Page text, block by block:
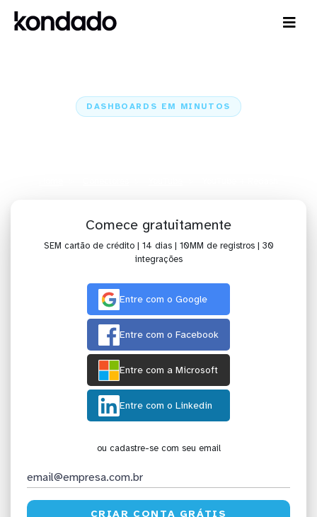
DASHBOARDS EM MINUTOS
Comece gratuitamente
SEM cartão de crédito | 14 dias | 10MM de registros | 30
integrações
Entre com o Google
Entre com o Facebook
Entre com a Microsoft
Entre com o Linkedin
ou cadastre-se com seu email